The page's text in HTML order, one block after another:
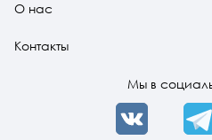
О нас
Контакты
Мы в
VK